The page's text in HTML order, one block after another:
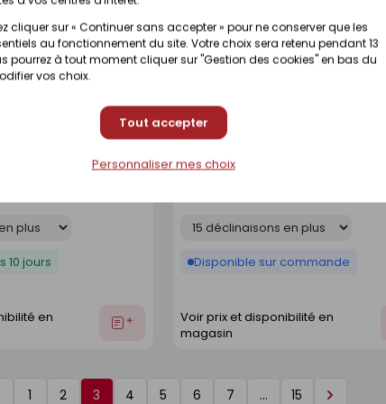
cliquer sur « Continuer sans accepter » pour ne conserver que les
au fonctionnement du site. Votre choix sera retenu pendant 13
pourrez à tout moment cliquer sur "Gestion des cookies" en bas du
vos choix.
Tout accepter
Personnaliser mes choix
10 jours
en
au
devis
Disponibilité selon magasin
plafonds
W05 - pot de 10l
10 jours
en
Ajouter
Enregistrer
liste
ADDICT tomette - pot de 0,5l
Disponible sur commande
Voir prix et disponibilité en
magasin
1 2 3 4 5 6 7 … 15